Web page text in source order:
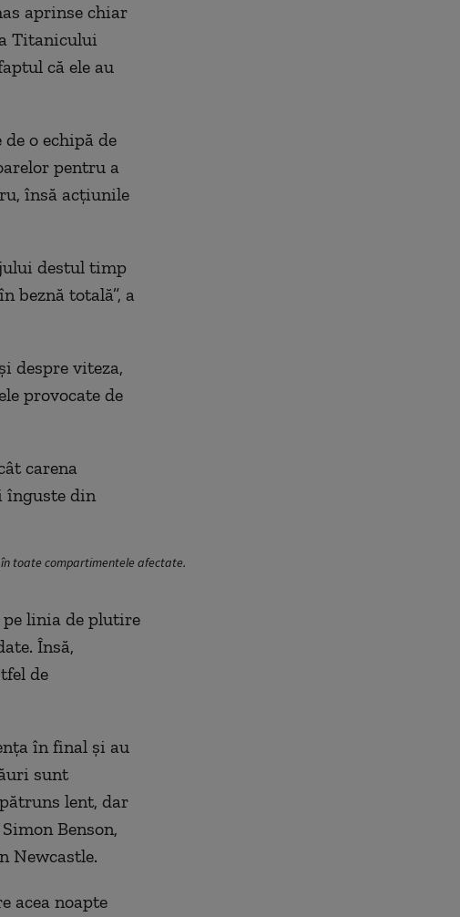
aprinse chiar
Titanicului
că ele au
o echipă de
pentru a
însă acțiunile
destul timp
beznă totală”, a
despre viteza,
provocate de
carena
înguste din
în toate compartimentele afectate.
linia de plutire
Însă,
de
în final și au
sunt
lent, dar
Benson,
Newcastle.
acea noapte